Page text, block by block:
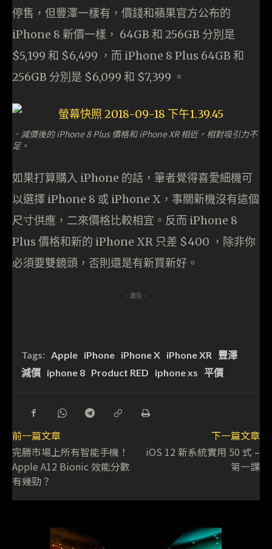
停售，但豐澤一樣有，價錢和蘋果官方公布的
iPhone 8 新價一樣， 64GB 和 256GB 分別是
$5,199 和 $6,499 ，而 iPhone 8 Plus 64GB 和
256GB 分別是 $6,099 和 $7,399 。
．減價後的 iPhone 8 Plus 價格和 iPhone XR 相近，相對吸引力不
足。
如果打算購入 iPhone 的話，筆者覺得喜愛細機可
以選擇 iPhone 8 或 iPhone X，事關新機沒有這個
尺寸供應，二來價格比較相宜。反而 iPhone 8
Plus 價格和新的 iPhone XR 只差 $400 ，除非你
必須要雙鏡頭，否則還是有新買新好。
- 廣告 -
Tags: Apple iPhone iPhone X iPhone XR
豐澤
減價 iphone 8 Product RED iphone xs 平價
前一篇文章
完勝市場上所有智能手機！
Apple A12 Bionic 效能分數
有幾勁？
下一篇文章
iOS 12 新系統實用 50 式 –
第一課